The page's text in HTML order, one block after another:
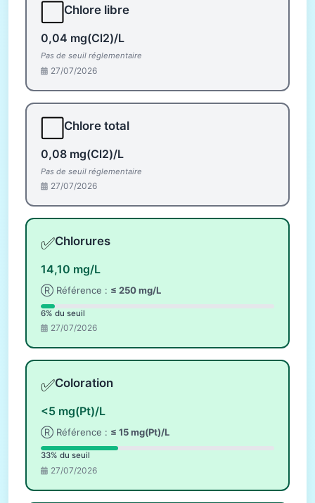
Chlore libre
0,04 mg(Cl2)/L
Pas de seuil réglementaire
27/07/2026
Chlore total
0,08 mg(Cl2)/L
Pas de seuil réglementaire
27/07/2026
✅Chlorures
14,10 mg/L
Ⓡ Référence : ≤ 250 mg/L
6% du seuil
27/07/2026
✅Coloration
<5 mg(Pt)/L
Ⓡ Référence : ≤ 15 mg(Pt)/L
33% du seuil
27/07/2026